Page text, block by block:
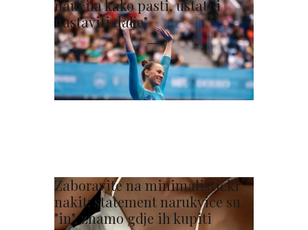
naučila kako pasti, ustati i
nastaviti dalje"
Zaboravite na minimalistički
nakit: statement narukvice su
"in", znamo gdje ih kupiti